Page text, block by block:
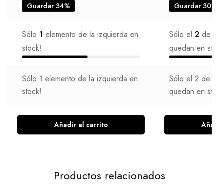
Guardar 34%
Guardar 30%
Sólo 1 elemento de la izquierda en
stock!
Sólo el 2 de
quedan en
Sólo 1 elemento de la izquierda en
stock!
Sólo el 2 de
quedan en
Añadir al carrito
Productos relacionados